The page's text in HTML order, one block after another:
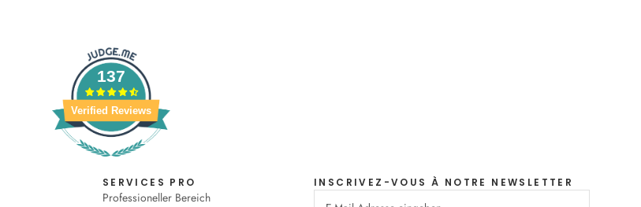
137
Verified Reviews
SERVICES PRO
Professioneller Bereich
INSCRIVEZ-VOUS À NOTRE NEWSLETTER